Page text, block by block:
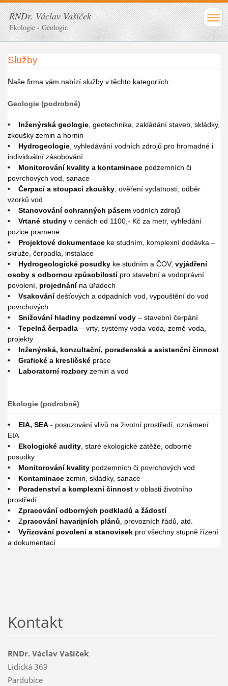
RNDr. Václav Vašíček
Ekologie - Geologie
Služby
Naše firma vám nabízí služby v těchto kategoriích:
Geologie (podrobně)
• Inženýrská geologie, geotechnika, zakládání staveb, skládky,
zkoušky zemin a hornin
•
Hydrogeologie, vyhledávání vodních zdrojů pro hromadné i
individuální zásobování
•
Monitorování kvality a kontaminace podzemních či
povrchových vod, sanace
•
Čerpací a stoupací zkoušky, ověření vydatnosti, odběr
vzorků vod
•
Stanovování ochranných pásem vodních zdrojů
•
Vrtané studny v cenách od 1100,- Kč za metr, vyhledání
pozice pramene
•
Projektové dokumentace ke studním, komplexní dodávka –
skruže, čerpadla, instalace
•
Hydrogeologické posudky ke studním a ČOV, vyjádření
osoby s odbornou způsobilostí pro stavební a vodoprávní
povolení, projednání na úřadech
•
Vsakování dešťových a odpadních vod, vypouštění do vod
povrchových
•
Snižování hladiny podzemní vody – stavební čerpání
•
Tepelná čerpadla – vrty, systémy voda-voda, země-voda,
projekty
•
Inženýrská, konzultační, poradenská a asistenční činnost
•
Grafické a kresličské práce
•
Laboratorní rozbory zemin a vod
Ekologie (podrobně)
• EIA, SEA - posuzování vlivů na životní prostředí, oznámení
EIA
•
Ekologické audity, staré ekologické zátěže, odborné
posudky
•
Monitorování kvality podzemních či povrchových vod
•
Kontaminace zemin, skládky, sanace
•
Poradenství a komplexní činnost v oblasti životního
prostředí
•
Zpracování odborných podkladů a žádostí
• Zpracování havarijních plánů , provozních řádů, atd.
•
Vyřizování povolení a stanovisek pro všechny stupně řízení
a dokumentací
Kontakt
RNDr. Václav Vašíček
Lidická 369
Pardubice